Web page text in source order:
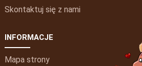
Skontaktuj się z nami
INFORMACJE
Mapa strony